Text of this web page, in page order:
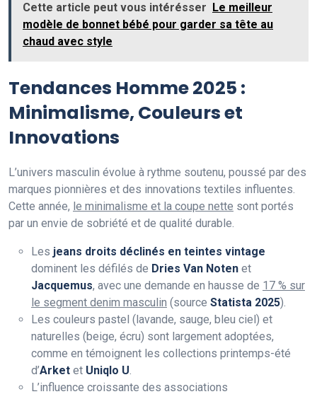
Cette article peut vous intérésser
Le meilleur
modèle de bonnet bébé pour garder sa tête au
chaud avec style
Tendances Homme 2025 :
Minimalisme, Couleurs et
Innovations
L’univers masculin évolue à rythme soutenu, poussé par des
marques pionnières et des innovations textiles influentes.
Cette année, le minimalisme et la coupe nette sont portés
par un envie de sobriété et de qualité durable.
Les jeans droits déclinés en teintes vintage
dominent les défilés de Dries Van Noten et
Jacquemus, avec une demande en hausse de 17 % sur
le segment denim masculin (source Statista 2025).
Les couleurs pastel (lavande, sauge, bleu ciel) et
naturelles (beige, écru) sont largement adoptées,
comme en témoignent les collections printemps-été
d’Arket et Uniqlo U.
L’influence croissante des associations